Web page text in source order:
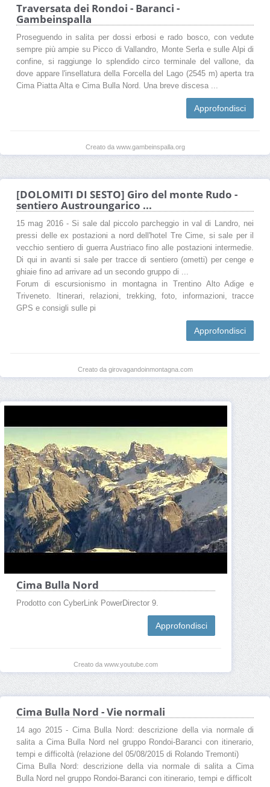
Traversata dei Rondoi - Baranci -
Gambeinspalla
Proseguendo in salita per dossi erbosi e rado bosco, con vedute
sempre più ampie su Picco di Vallandro, Monte Serla e sulle Alpi di
confine, si raggiunge lo splendido circo terminale del vallone, da
dove appare l'insellatura della Forcella del Lago (2545 m) aperta tra
Cima Piatta Alta e Cima Bulla Nord. Una breve discesa ...
Approfondisci
Creato da www.gambeinspalla.org
[DOLOMITI DI SESTO] Giro del monte Rudo -
sentiero Austroungarico ...
15 mag 2016 - Si sale dal piccolo parcheggio in val di Landro, nei
pressi delle ex postazioni a nord dell'hotel Tre Cime, si sale per il
vecchio sentiero di guerra Austriaco fino alle postazioni intermedie.
Di qui in avanti si sale per tracce di sentiero (ometti) per cenge e
ghiaie fino ad arrivare ad un secondo gruppo di ...
Forum di escursionismo in montagna in Trentino Alto Adige e
Triveneto. Itinerari, relazioni, trekking, foto, informazioni, tracce
GPS e consigli sulle pi
Approfondisci
Creato da girovagandoinmontagna.com
Cima Bulla Nord
Prodotto con CyberLink PowerDirector 9.
Approfondisci
Creato da www.youtube.com
Cima Bulla Nord - Vie normali
14 ago 2015 - Cima Bulla Nord: descrizione della via normale di
salita a Cima Bulla Nord nel gruppo Rondoi-Baranci con itinerario,
tempi e difficoltà (relazione del 05/08/2015 di Rolando Tremonti)
Cima Bulla Nord: descrizione della via normale di salita a Cima
Bulla Nord nel gruppo Rondoi-Baranci con itinerario, tempi e difficolt